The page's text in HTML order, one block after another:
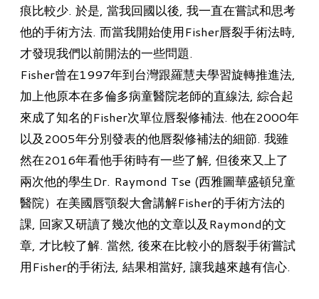
痕比較少. 於是, 當我回國以後, 我一直在嘗試和思考
他的手術方法. 而當我開始使用Fisher唇裂手術法時,
才發現我們以前開法的一些問題.
Fisher曾在1997年到台灣跟羅慧夫學習旋轉推進法,
加上他原本在多倫多病童醫院老師的直線法, 綜合起
來成了知名的Fisher次單位唇裂修補法. 他在2000年
以及2005年分別發表的他唇裂修補法的細節. 我雖
然在2016年看他手術時有一些了解, 但後來又上了
兩次他的學生Dr. Raymond Tse (西雅圖華盛頓兒童
醫院）在美國唇顎裂大會講解Fisher的手術方法的
課, 回家又研讀了幾次他的文章以及Raymond的文
章, 才比較了解. 當然, 後來在比較小的唇裂手術嘗試
用Fisher的手術法, 結果相當好, 讓我越來越有信心.